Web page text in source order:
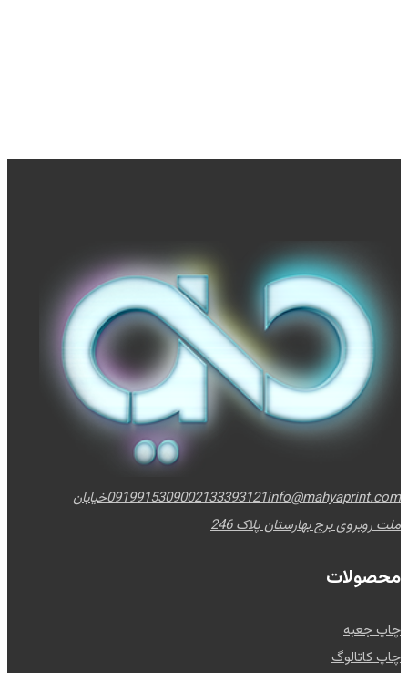
0919915309002133393121info@mahyaprint.com
خیابان
ملت روبروی برج بهارستان پلاک 246
محصولات
چاپ جعبه
چاپ کاتالوگ